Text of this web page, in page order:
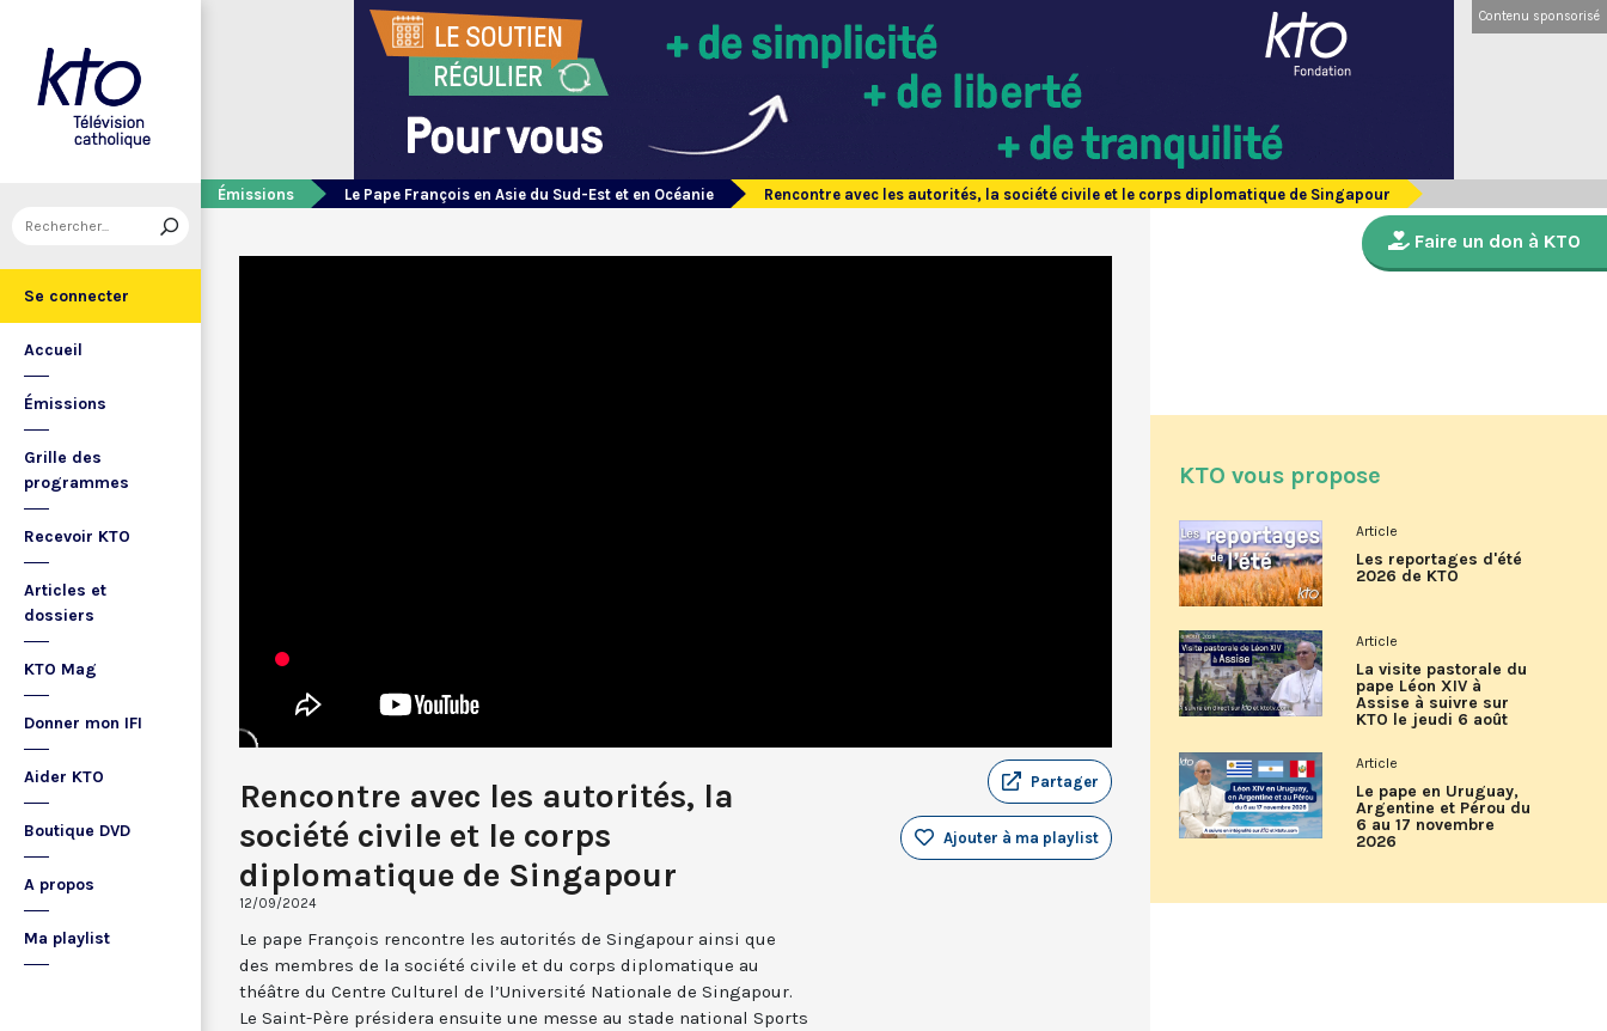
Se connecter
Accueil
Émissions
Grille des
programmes
Recevoir KTO
Articles et
dossiers
KTO Mag
Donner mon IFI
Aider KTO
Boutique DVD
A propos
Ma playlist
Contenu sponsorisé
Émissions Le Pape François en Asie du Sud-Est et en Océanie Rencontre avec les autorités, la société civile et le corps diplomatique de Singapour
Rencontre avec les autorités, la
société civile et le corps
diplomatique de Singapour
12/09/2024
Partager
Ajouter à ma playlist
Le pape François rencontre les autorités de Singapour ainsi que
des membres de la société civile et du corps diplomatique au
théâtre du Centre Culturel de l’Université Nationale de Singapour.
Le Saint-Père présidera ensuite une messe au stade national Sports
Faire un don à KTO
KTO vous propose
Article
Les reportages d'été
2026 de KTO
Article
La visite pastorale du
pape Léon XIV à
Assise à suivre sur
KTO le jeudi 6 août
Article
Le pape en Uruguay,
Argentine et Pérou du
6 au 17 novembre
2026